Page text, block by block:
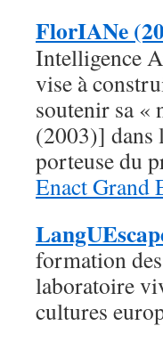
FlorIANe
Intelligence
vise à
soutenir sa «
(2003)] dans
porteuse du
Enact Grand
formation
laboratoire
cultures